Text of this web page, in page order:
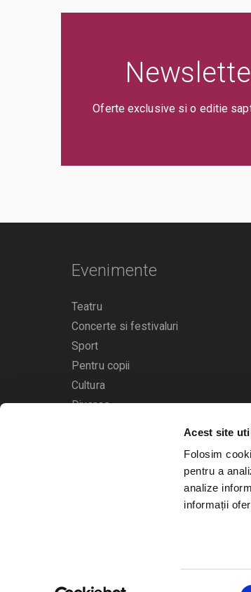
Acest site
Folosim
pentru a
analize
informații
Oferte exclusive si o editie
Evenimente
Teatru
Concerte si festivaluri
Sport
Pentru copii
Cultura
Diverse
Calendarul evenimentelor
Bilete.ro